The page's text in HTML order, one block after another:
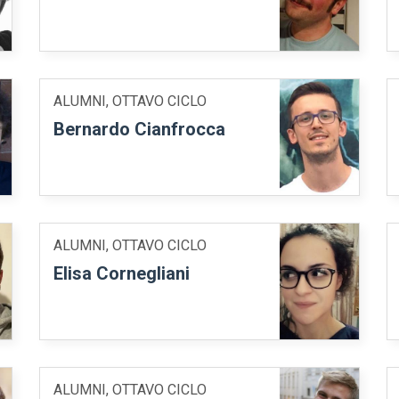
ALUMNI, OTTAVO CICLO
Bernardo Cianfrocca
ALUMNI, OTTAVO CICLO
Elisa Cornegliani
ALUMNI, OTTAVO CICLO